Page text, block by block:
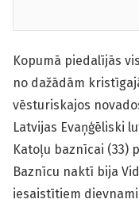
Kopumā piedalījās
no dažādām
vēsturiskajos
Latvijas Evaņģēliski
Katoļu baznīcai (33)
Baznīcu naktī bija
iesaistītiem